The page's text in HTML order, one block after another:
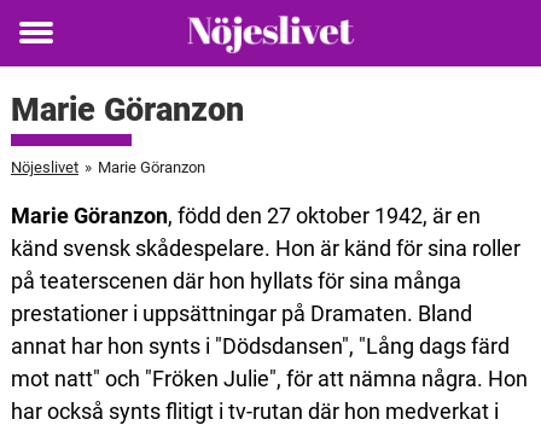
Toggle
Marie Göranzon
Nöjeslivet » Marie Göranzon
Marie Göranzon, född den 27 oktober 1942, är en
känd svensk skådespelare. Hon är känd för sina roller
på teaterscenen där hon hyllats för sina många
prestationer i uppsättningar på Dramaten. Bland
annat har hon synts i "Dödsdansen", "Lång dags färd
mot natt" och "Fröken Julie", för att nämna några. Hon
har också synts flitigt i tv-rutan där hon medverkat i